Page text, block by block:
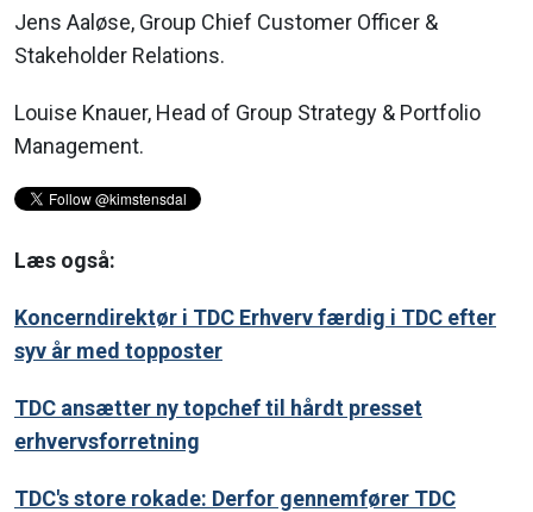
Jens Aaløse, Group Chief Customer Officer &
Stakeholder Relations.
Louise Knauer, Head of Group Strategy & Portfolio
Management.
Læs også:
Koncerndirektør i TDC Erhverv færdig i TDC efter
syv år med topposter
TDC ansætter ny topchef til hårdt presset
erhvervsforretning
TDC's store rokade: Derfor gennemfører TDC